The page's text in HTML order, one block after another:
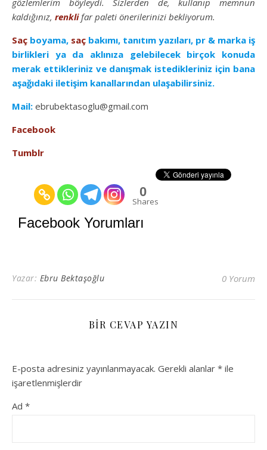
gözlemlerim böyleydi. Sizlerden de, kullanıp memnun
kaldığınız, renklifar paleti önerilerinizi bekliyorum.
Saç boyama, saç bakımı, tanıtım yazıları, pr & marka iş
birlikleri ya da aklınıza gelebilecek birçok konuda
merak ettikleriniz ve danışmak istedikleriniz için bana
aşağıdaki iletişim kanallarından ulaşabilirsiniz.
Mail: ebrubektasoglu@gmail.com
Facebook
Tumblr
0
Shares
Facebook Yorumları
Yazar: Ebru Bektaşoğlu 0 Yorum
BIR CEVAP YAZIN
E-posta adresiniz yayınlanmayacak. Gerekli alanlar * ile
işaretlenmişlerdir
Ad *